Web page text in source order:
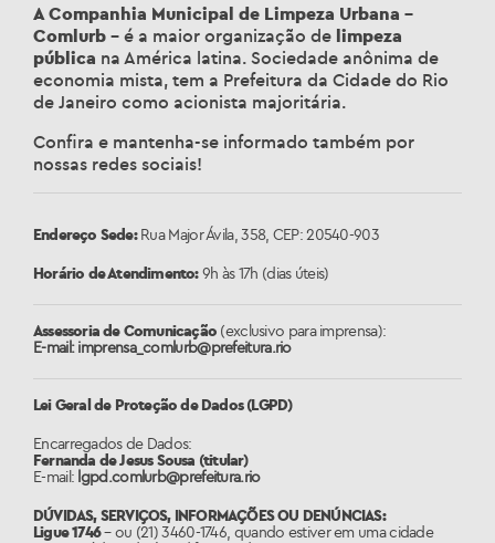
A Companhia Municipal de Limpeza Urbana –
Comlurb – é a maior organização de limpeza
pública na América latina. Sociedade anônima de
economia mista, tem a Prefeitura da Cidade do Rio
de Janeiro como acionista majoritária.
Confira e mantenha-se informado também por
nossas redes sociais!
Endereço Sede:Rua Major Ávila, 358, CEP: 20540-903
Horário de Atendimento:9h às 17h (dias úteis)
Assessoria de Comunicação (exclusivo para imprensa):
E-mail: imprensa_comlurb@prefeitura.rio
Lei Geral de Proteção de Dados (LGPD)
Encarregados de Dados:
Fernanda de Jesus Sousa (titular)
E-mail: lgpd.comlurb@prefeitura.rio
DÚVIDAS, SERVIÇOS, INFORMAÇÕES OU DENÚNCIAS:
Ligue 1746– ou (21) 3460-1746, quando estiver em uma cidade